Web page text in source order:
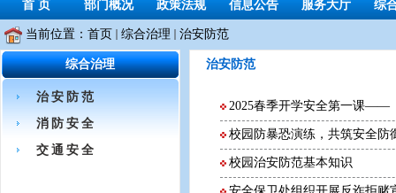
首 页 部门概况 政策法规 信息公告 服务大厅 综
当前位置： 首页 综合治理 治安防范
综合治理
治安防范
消防安全
交通安全
治安防范
2025春季开学安全第一课——
校园防暴恐演练，共筑安全防
校园治安防范基本知识